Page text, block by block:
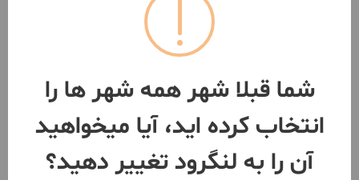
لنگرود
مبلغ
10,000,000,000 تومان
1 هفته پیش 092251***89
شما قبلا شهر همه شهر ها را
انتخاب کرده اید، آیا میخواهید
آن را به لنگرود تغییر دهید؟